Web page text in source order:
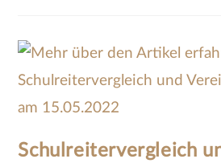
Schulreitervergleich